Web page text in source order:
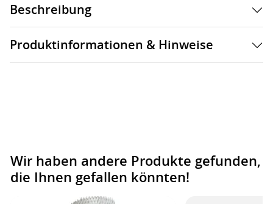
Beschreibung
Produktinformationen & Hinweise
Wir haben andere Produkte gefunden,
die Ihnen gefallen könnten!